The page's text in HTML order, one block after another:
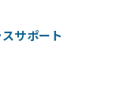
サポート